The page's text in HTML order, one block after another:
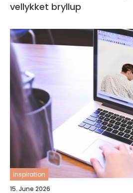
vellykket bryllup
inspiration
15. June 2026